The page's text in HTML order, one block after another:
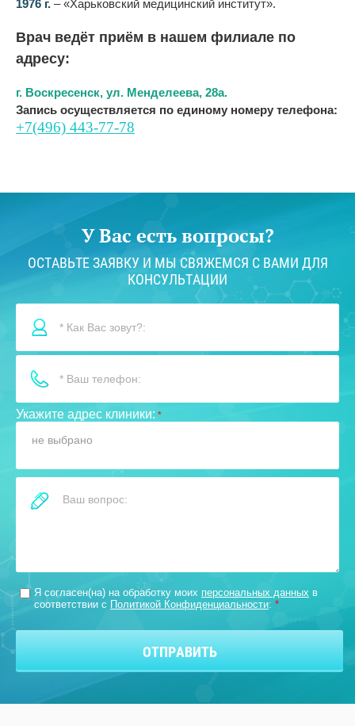
1976 г. – «Харьковский медицинский институт».
Врач ведёт приём в нашем филиале по
адресу:
г. Воскресенск, ул. Менделеева, 28а.
Запись осуществляется по единому номеру телефона:
+7(496) 443-77-78
У Вас есть вопросы?
ОСТАВЬТЕ ЗАЯВКУ И МЫ СВЯЖЕМСЯ С ВАМИ ДЛЯ
КОНСУЛЬТАЦИИ
Укажите адрес клиники: *
не выбрано
Я согласен(на) на обработку моих персональных данных в
соответствии с Политикой Конфиденциальности: *
ОТПРАВИТЬ